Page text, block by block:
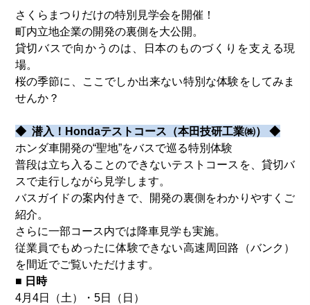
さくらまつりだけの特別見学会を開催！
町内立地企業の開発の裏側を大公開。
貸切バスで向かうのは、日本のものづくりを支える現
場。
桜の季節に、ここでしか出来ない特別な体験をしてみま
せんか？
◆ 潜入！Hondaテストコース（本田技研工業㈱） ◆
ホンダ車開発の“聖地”をバスで巡る特別体験
普段は立ち入ることのできないテストコースを、貸切バ
スで走行しながら見学します。
バスガイドの案内付きで、開発の裏側をわかりやすくご
紹介。
さらに一部コース内では降車見学も実施。
従業員でもめったに体験できない高速周回路（バンク）
を間近でご覧いただけます。
■ 日時
4月4日（土）・5日（日）